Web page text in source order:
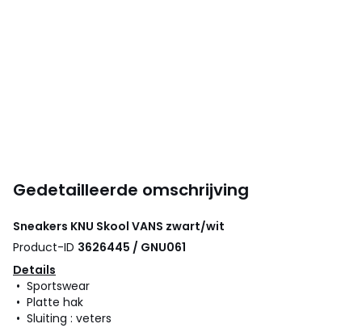
Gedetailleerde omschrijving
Sneakers KNU Skool VANS zwart/wit
Product-ID 3626445 / GNU061
Details
• Sportswear
• Platte hak
• Sluiting : veters